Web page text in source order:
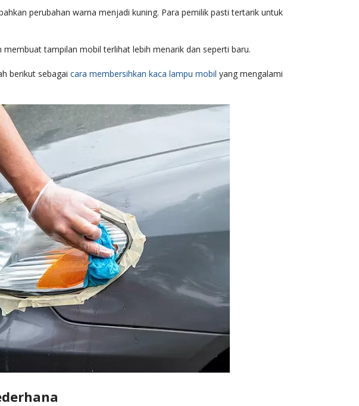
perubahan warna menjadi kuning. Para pemilik pasti tertarik untuk
tampilan mobil terlihat lebih menarik dan seperti baru.
berikut sebagai cara membersihkan kaca lampu mobil yang mengalami